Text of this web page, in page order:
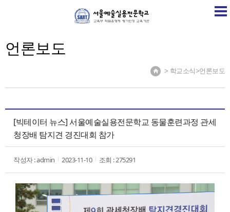
SART 학교소개
언론보도
> 학교소식>언론보도
[빅테이터 뉴스] 서울예술실용전문학교 동물훈련과정 관세
청장배 탐지견 경진대회 참가
작성자 : admin 2023-11-10 조회 : 275291